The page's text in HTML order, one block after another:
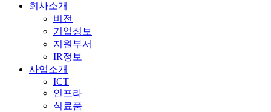
회사소개
비전
기업정보
지원부서
IR정보
사업소개
ICT
인프라
식료품